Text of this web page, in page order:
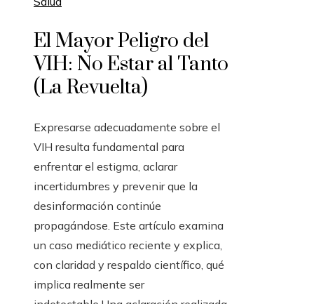
El Mayor Peligro del
VIH: No Estar al Tanto
(La Revuelta)
Expresarse adecuadamente sobre el
VIH resulta fundamental para
enfrentar el estigma, aclarar
incertidumbres y prevenir que la
desinformación continúe
propagándose. Este artículo examina
un caso mediático reciente y explica,
con claridad y respaldo científico, qué
implica realmente ser